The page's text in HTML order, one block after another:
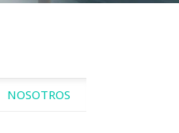
NOSOTROS